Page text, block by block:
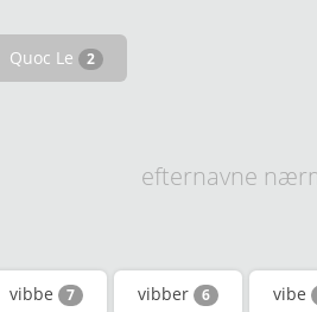
Quoc Le 2
efternavne
vibbe 7 vibber 6 vibe